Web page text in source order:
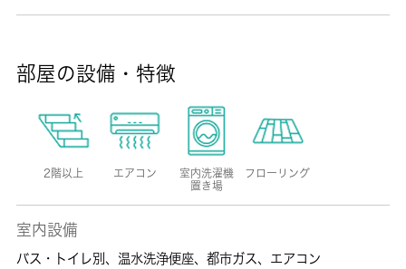
部屋の設備・特徴
2階以上 エアコン
室内洗濯機
置き場
フローリング
室内設備
バス・トイレ別 、 温水洗浄便座、 都市ガス、 エアコン